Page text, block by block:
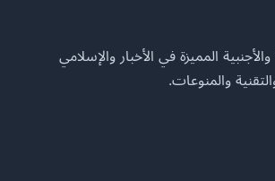
المميزة في الأخبار والإسلامي
والمنوعات.